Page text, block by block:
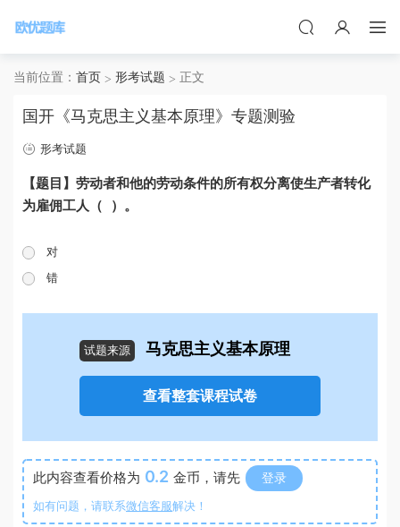
当前位置： 首页 形考试题 正文
国开《马克思主义基本原理》专题测验
形考试题
【题目】劳动者和他的劳动条件的所有权分离使生产者转化
为雇佣工人（ ）。
对
错
试题来源 马克思主义基本原理
查看整套课程试卷
此内容查看价格为 0.2 金币，请先 登录
如有问题，请联系微信客服解决！